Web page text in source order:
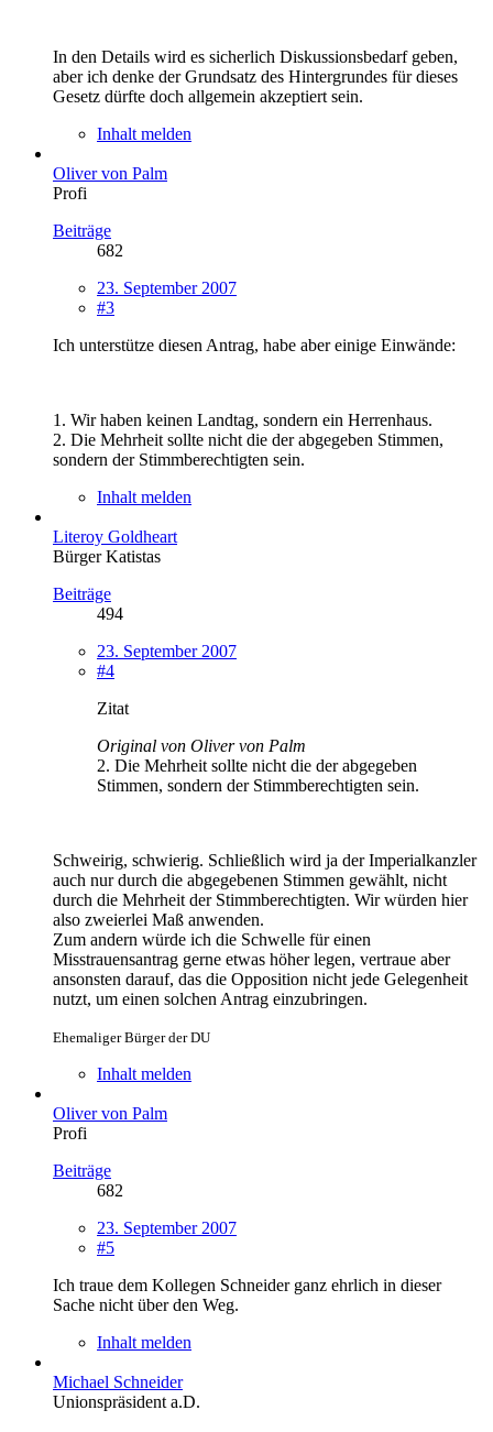
In den Details wird es sicherlich Diskussionsbedarf geben,
aber ich denke der Grundsatz des Hintergrundes für dieses
Gesetz dürfte doch allgemein akzeptiert sein.
Inhalt melden
Oliver von Palm
Profi
Beiträge
682
23. September 2007
#3
Ich unterstütze diesen Antrag, habe aber einige Einwände:
1. Wir haben keinen Landtag, sondern ein Herrenhaus.
2. Die Mehrheit sollte nicht die der abgegeben Stimmen,
sondern der Stimmberechtigten sein.
Inhalt melden
Literoy Goldheart
Bürger Katistas
Beiträge
494
23. September 2007
#4
Zitat
Original von Oliver von Palm
2. Die Mehrheit sollte nicht die der abgegeben
Stimmen, sondern der Stimmberechtigten sein.
Schweirig, schwierig. Schließlich wird ja der Imperialkanzler
auch nur durch die abgegebenen Stimmen gewählt, nicht
durch die Mehrheit der Stimmberechtigten. Wir würden hier
also zweierlei Maß anwenden.
Zum andern würde ich die Schwelle für einen
Misstrauensantrag gerne etwas höher legen, vertraue aber
ansonsten darauf, das die Opposition nicht jede Gelegenheit
nutzt, um einen solchen Antrag einzubringen.
Ehemaliger Bürger der DU
Inhalt melden
Oliver von Palm
Profi
Beiträge
682
23. September 2007
#5
Ich traue dem Kollegen Schneider ganz ehrlich in dieser
Sache nicht über den Weg.
Inhalt melden
Michael Schneider
Unionspräsident a.D.